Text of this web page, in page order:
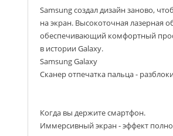
Samsung создал дизайн заново,
на экран. Высокоточная лазерная
обеспечивающий комфортный
в истории Galaxy.
Samsung Galaxy
Сканер отпечатка пальца -
Когда вы держите смартфон.
Иммерсивный экран - эффект